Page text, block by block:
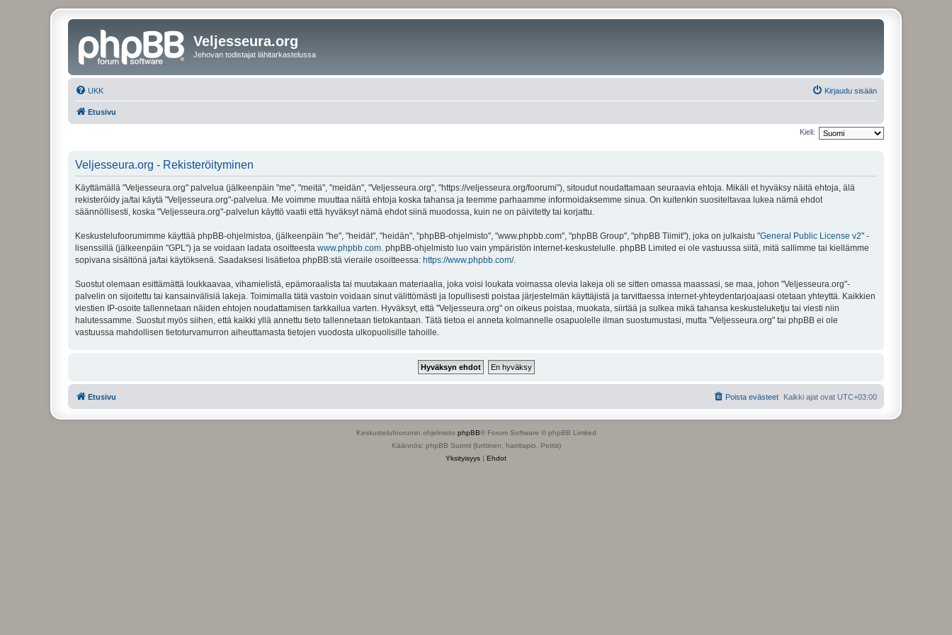
Veljesseura.org
Jehovan todistajat lähitarkastelussa
UKK Kirjaudu sisään
Etusivu
Kieli:
Veljesseura.org - Rekisteröityminen
Käyttämällä "Veljesseura.org" palvelua (jälkeenpäin "me", "meitä", "meidän", "Veljesseura.org", "https://veljesseura.org/foorumi"), sitoudut noudattamaan seuraavia ehtoja. Mikäli et hyväksy näitä ehtoja, älä
rekisteröidy ja/tai käytä "Veljesseura.org"-palvelua. Me voimme muuttaa näitä ehtoja koska tahansa ja teemme parhaamme informoidaksemme sinua. On kuitenkin suositeltavaa lukea nämä ehdot
säännöllisesti, koska "Veljesseura.org"-palvelun käyttö vaatii että hyväksyt nämä ehdot siinä muodossa, kuin ne on päivitetty tai korjattu.
Keskustelufoorumimme käyttää phpBB-ohjelmistoa, (jälkeenpäin "he", "heidät", "heidän", "phpBB-ohjelmisto", "www.phpbb.com", "phpBB Group", "phpBB Tiimit"), joka on julkaistu "General Public License v2" -
lisenssillä (jälkeenpäin "GPL") ja se voidaan ladata osoitteesta www.phpbb.com. phpBB-ohjelmisto luo vain ympäristön internet-keskustelulle. phpBB Limited ei ole vastuussa siitä, mitä sallimme tai kiellämme
sopivana sisältönä ja/tai käytöksenä. Saadaksesi lisätietoa phpBB:stä vieraile osoitteessa: https://www.phpbb.com/.
Suostut olemaan esittämättä loukkaavaa, vihamielistä, epämoraalista tai muutakaan materiaalia, joka voisi loukata voimassa olevia lakeja oli se sitten omassa maassasi, se maa, johon "Veljesseura.org"-
palvelin on sijoitettu tai kansainvälisiä lakeja. Toimimalla tätä vastoin voidaan sinut välittömästi ja lopullisesti poistaa järjestelmän käyttäjistä ja tarvittaessa internet-yhteydentarjoajaasi otetaan yhteyttä. Kaikkien
viestien IP-osoite tallennetaan näiden ehtojen noudattamisen tarkkailua varten. Hyväksyt, että "Veljesseura.org" on oikeus poistaa, muokata, siirtää ja sulkea mikä tahansa keskusteluketju tai viesti niin
halutessamme. Suostut myös siihen, että kaikki yllä annettu tieto tallennetaan tietokantaan. Tätä tietoa ei anneta kolmannelle osapuolelle ilman suostumustasi, mutta "Veljesseura.org" tai phpBB ei ole
vastuussa mahdollisen tietoturvamurron aiheuttamasta tietojen vuodosta ulkopuolisille tahoille.
Etusivu Kaikki ajat ovat UTC+03:00
Poista evästeet
Keskustelufoorumin ohjelmisto phpBB® Forum Software © phpBB Limited
Käännös: phpBB Suomi (lurttinen, harritapio, Pettis)
Yksityisyys | Ehdot